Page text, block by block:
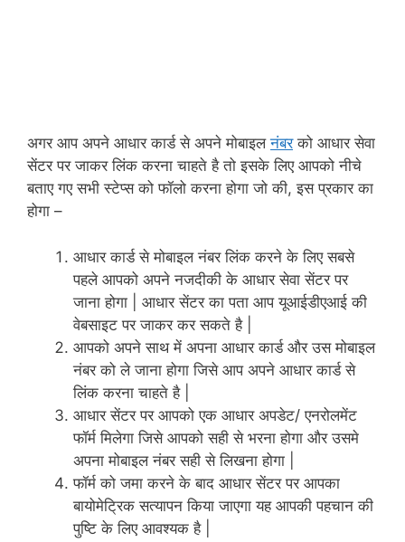
अगर आप अपने आधार कार्ड से अपने मोबाइलनंबरको आधार सेवा
सेंटर पर जाकर लिंक करना चाहते है तो इसके लिए आपको नीचे
बताए गए सभी स्टेप्स को फॉलो करना होगा जो की, इस प्रकार का
होगा –
आधार कार्ड से मोबाइल नंबर लिंक करने के लिए सबसे
पहले आपको अपने नजदीकी के आधार सेवा सेंटर पर
जाना होगा | आधार सेंटर का पता आप यूआईडीएआई की
वेबसाइट पर जाकर कर सकते है |
आपको अपने साथ में अपना आधार कार्ड और उस मोबाइल
नंबर को ले जाना होगा जिसे आप अपने आधार कार्ड से
लिंक करना चाहते है |
आधार सेंटर पर आपको एक आधार अपडेट/ एनरोलमेंट
फॉर्म मिलेगा जिसे आपको सही से भरना होगा और उसमे
अपना मोबाइल नंबर सही से लिखना होगा |
फॉर्म को जमा करने के बाद आधार सेंटर पर आपका
बायोमेट्रिक सत्यापन किया जाएगा यह आपकी पहचान की
पुष्टि के लिए आवश्यक है |